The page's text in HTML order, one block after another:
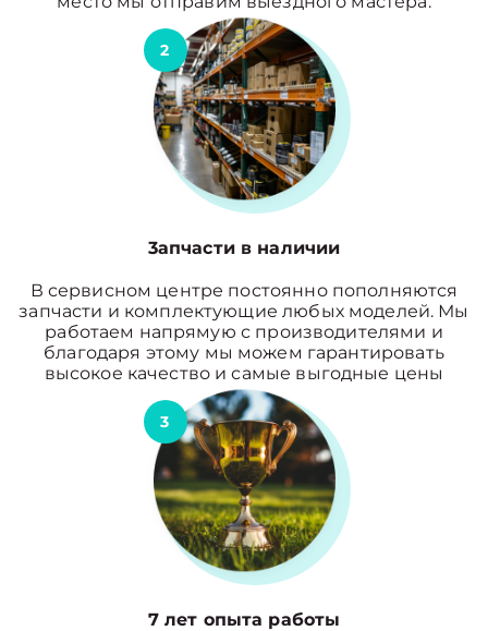
2
3апчасти в наличии
В сервисном центре постоянно пополняются
запчасти и комплектующие любых моделей. Мы
работаем напрямую с производителями и
благодаря этому мы можем гарантировать
высокое качество и самые выгодные цены
3
7 лет опыта работы